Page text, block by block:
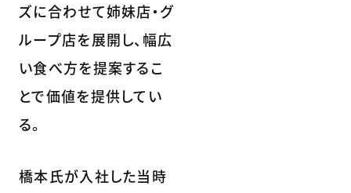
ズに合わせて姉妹店・グ
ループ店を展開し、幅広
い食べ方を提案するこ
とで価値を提供してい
る。
橋本氏が入社した当時